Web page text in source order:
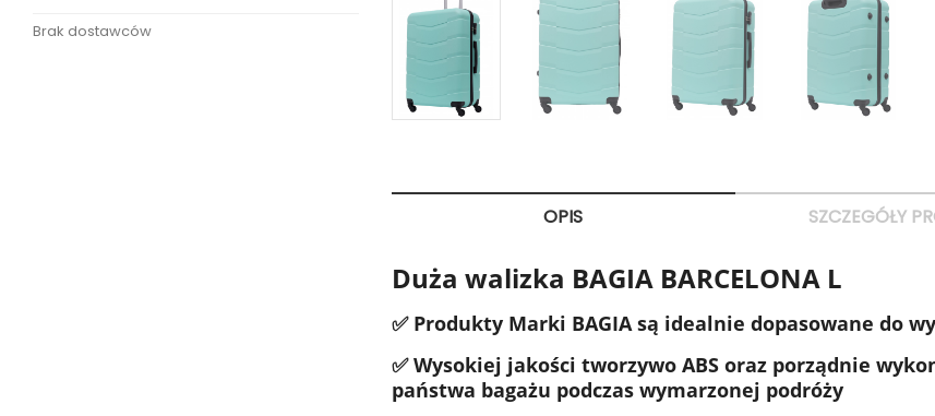
Brak dostawców
OPIS SZCZEGÓŁY
Duża walizka BAGIA BARCELONA L
✅ Produkty Marki BAGIA są idealnie dopasowane do
✅ Wysokiej jakości tworzywo ABS oraz porządnie
państwa bagażu podczas wymarzonej podróży